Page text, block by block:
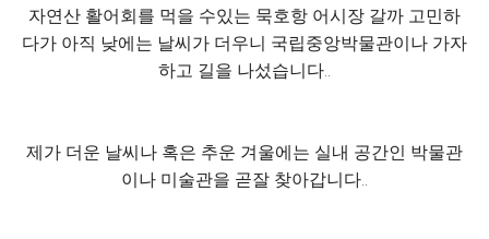
자연산 활어회를 먹을 수있는 묵호항 어시장 갈까 고민하
다가 아직 낮에는 날씨가 더우니 국립중앙박물관이나 가자
하고 길을 나섰습니다..
제가 더운 날씨나 혹은 추운 겨울에는 실내 공간인 박물관
이나 미술관을 곧잘 찾아갑니다..